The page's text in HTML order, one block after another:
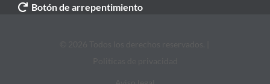
Botón de arrepentimiento